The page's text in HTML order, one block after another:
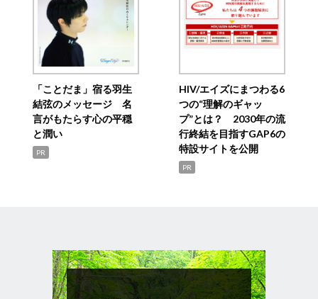
「ことだま」宿る羽生
結弦のメッセージ 名
言がもたらす心の平穏
と潤い
PR
HIV/エイズにまつわる6
つの“理解のギャッ
プ”とは？ 2030年の流
行終結を目指すGAP6の
特設サイトを公開
PR